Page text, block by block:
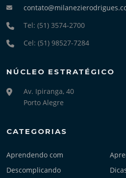
Tel: (51) 3574-2700
Cel: (51) 98527-7284
NÚCLEO ESTRATÉGICO
Av. Ipiranga, 40
Porto Alegre
CATEGORIAS
Aprendendo com
Descomplicando